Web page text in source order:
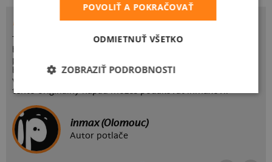
POTLAČ ZADNÝ VCHOD
Tento raz tu máme zase niečo pre baby – s touto spodnou
bielizňou s nápisom „ Z technických príčin zatvorené,
použite zadný vchod“ určite pobavíš každého, kto sa ti
bude snažiť dostať do nohavičiek. A naviac tak môžeš
veľmi ľahko a bez debát vyjadriť svoje preferencie. Za
tento originálny nápad môžeš poďakovať inmaxovi.
inmax (Olomouc)
Autor potlače
POVOLIŤ A POKRAČOVAŤ
ODMIETNUŤ VŠETKO
ZOBRAZIŤ PODROBNOSTI